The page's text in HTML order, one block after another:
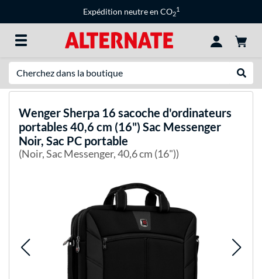
Expédition neutre en CO2
1
WengerSherpa 16 sacoche d'ordinateurs
portables 40,6 cm (16") Sac Messenger
Noir, Sac PC portable
(Noir, Sac Messenger, 40,6 cm (16"))